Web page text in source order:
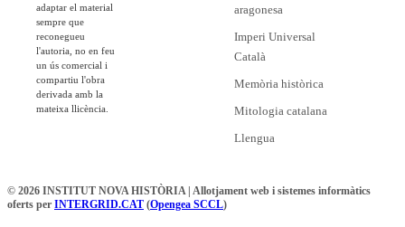
adaptar el material
sempre que
reconegueu
l'autoria, no en feu
un ús comercial i
compartiu l'obra
derivada amb la
mateixa llicència.
aragonesa
Imperi Universal
Català
Memòria històrica
Mitologia catalana
Llengua
© 2026 INSTITUT NOVA HISTÒRIA | Allotjament web i sistemes informàtics
oferts per INTERGRID.CAT (Opengea SCCL)